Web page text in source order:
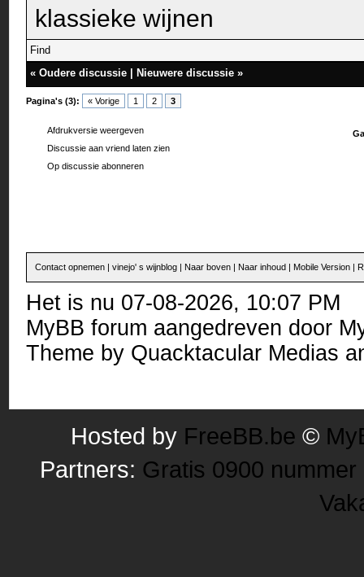
klassieke wijnen
Find
«Oudere discussie Nieuwere discussie »
Pagina's (3): « Vorige 1 2 3
Afdrukversie weergeven
Discussie aan vriend laten zien
Op discussie abonneren
Contact opnemen |vinejo' s wijnblog | Naar boven | Naar inhoud | Mobile Version |
Het is nu 07-08-2026, 10:07 PM
MyBB forum aangedreven door
Theme by Quacktacular Medias
Hosted by FreeBB.be ©
Partners: Gratis 0900 nummer